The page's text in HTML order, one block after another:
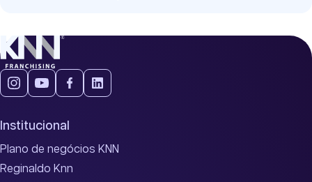
Institucional
Plano de negócios KNN
Reginaldo Knn